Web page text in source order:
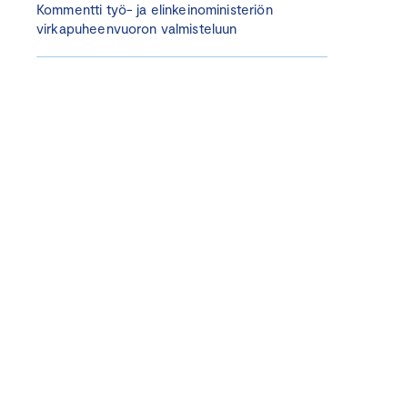
Kommentti työ- ja elinkeinoministeriön
virkapuheenvuoron valmisteluun